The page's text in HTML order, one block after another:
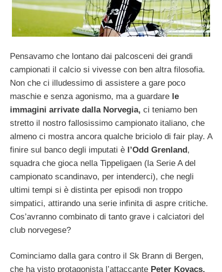
Pensavamo che lontano dai palcosceni dei grandi
campionati il calcio si vivesse con ben altra filosofia.
Non che ci illudessimo di assistere a gare poco
maschie e senza agonismo, ma a guardare le
immagini arrivate dalla Norvegia, ci teniamo ben
stretto il nostro fallosissimo campionato italiano, che
almeno ci mostra ancora qualche briciolo di fair play. A
finire sul banco degli imputati è l’Odd Grenland,
squadra che gioca nella Tippeligaen (la Serie A del
campionato scandinavo, per intenderci), che negli
ultimi tempi si è distinta per episodi non troppo
simpatici, attirando una serie infinita di aspre critiche.
Cos’avranno combinato di tanto grave i calciatori del
club norvegese?
Cominciamo dalla gara contro il Sk Brann di Bergen,
che ha visto protagonista l’attaccante Peter Kovacs,